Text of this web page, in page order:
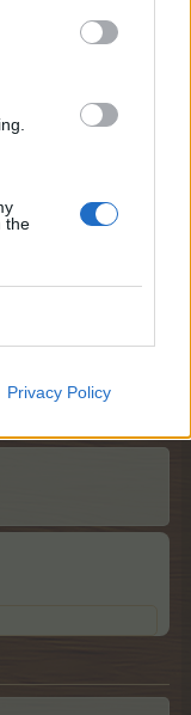
the
Privacy Policy